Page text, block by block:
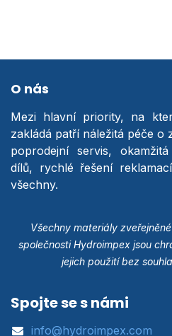
O nás
Mezi hlavní priority, na
zakládá patří náležitá péče o
poprodejní servis,
dílů, rychlé řešení
všechny.
Všechny materiály
společnosti Hydroimpex jsou
jejich použití bez
Spojte se s námi
info@hydroimpex.com